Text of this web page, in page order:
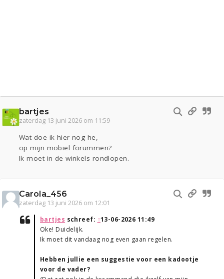
bartjes
zaterdag 13 juni 2026 om 11:59
Wat doe ik hier nog he,
op mijn mobiel forummen?
Ik moet in de winkels rondlopen.
Carola_456
zaterdag 13 juni 2026 om 12:01
bartjes schreef: ↑13-06-2026 11:49
Oke! Duidelijk.
Ik moet dit vandaag nog even gaan regelen.
Hebben jullie een suggestie voor een kadootje
voor de vader?